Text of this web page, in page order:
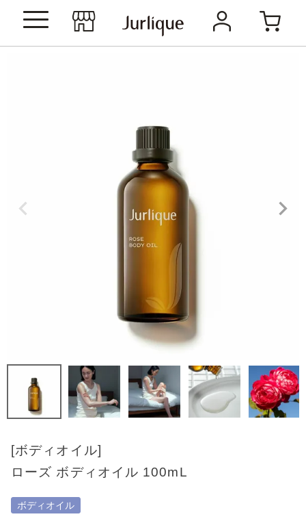
[ボディオイル]
ローズ ボディオイル 100mL
ボディオイル